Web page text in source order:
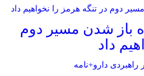
باز شدن مسیر دوم
داد